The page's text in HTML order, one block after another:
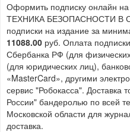
Оформить подписку онлайн
ТЕХНИКА БЕЗОПАСНОСТИ В
подписки на издание за
11088.00 руб. Оплата
Сбербанка РФ (для
(для юридических лиц),
«MasterCard», другими
сервис "Робокасса". Доставка
России" бандеролью по всей
Московской области для
доставка.